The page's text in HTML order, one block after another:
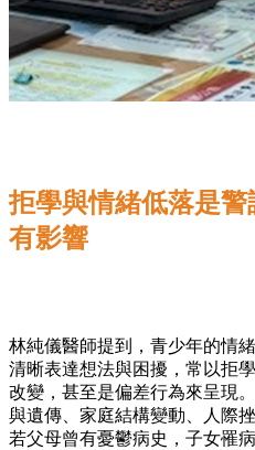
拒學與情緒低落是
有影響
林純儀醫師提到，青少年的情
清晰表達想法與困擾，常以拒
改變，甚至是偏差行為來呈現
與遺傳、家庭結構變動、人際
若父母曾有憂鬱病史，子女罹